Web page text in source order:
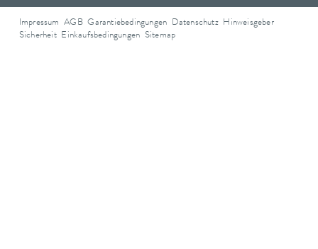
Impressum AGB Garantiebedingungen Datenschutz Hinweisgeber
Sicherheit Einkaufsbedingungen Sitemap